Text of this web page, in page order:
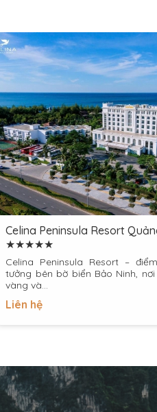
Celina Peninsula Resort
★★★★★
Celina Peninsula Resort –
tưởng bên bờ biển Bảo Ninh,
vàng và...
Liên hệ